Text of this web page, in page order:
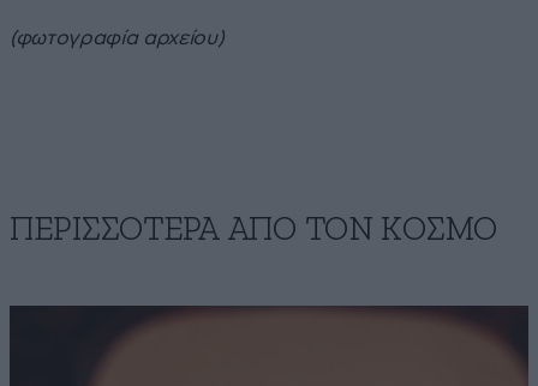
(φωτογραφία αρχείου)
ΠΕΡΙΣΣΟΤΕΡΑ ΑΠΟ ΤΟΝ ΚΟΣΜΟ